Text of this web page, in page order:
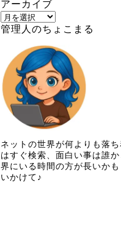
アーカイブ
管理人のちょこまる
ネットの世界が何よりも落
はすぐ検索、面白い事は誰
界にいる時間の方が長いか
いかけて♪